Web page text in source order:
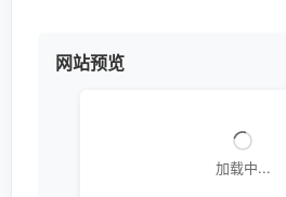
网站预览
加载中...